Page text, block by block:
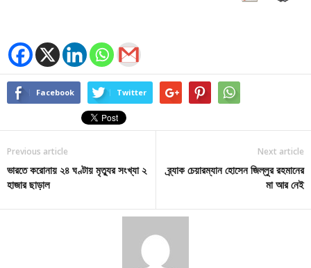
Facebook Twitter
Previous article
ভারতে করোনায় ২৪ ঘণ্টায় মৃত্যুর সংখ্যা ২
হাজার ছাড়াল
Next article
ব্র্যাক চেয়ারম্যান হোসেন জিল্লুর রহমানের
মা আর নেই